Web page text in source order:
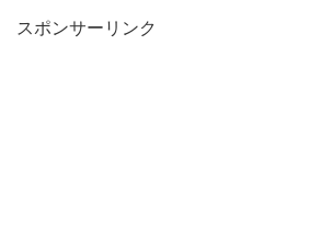
スポンサーリンク